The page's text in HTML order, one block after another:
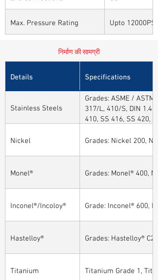
Max. Pressure Rating Upto 12000PSI
निर्माण की सामग्री
Details Specifications
Stainless Steels
Grades: ASME /
317/L, 410/S, DIN
410, SS 416, SS 420,
Nickel
Grades: Nickel 200,
Monel® Grades: Monel® 400,
Inconel®/Incoloy® Grade: Inconel® 600,
Hastelloy® Grades: Hastelloy®
Titanium Titanium Grade 1,